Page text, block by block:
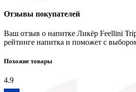
Отзывы покупателей
Ваш отзыв о напитке Ликёр Feellini
рейтинге напитка и поможет с
Похожие товары
4.9